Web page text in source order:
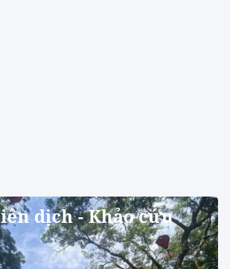
dịch - Khảo cứu